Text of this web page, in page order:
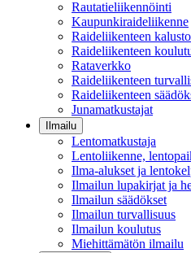
Rautatieliikennöinti
Kaupunkiraideliikenne
Raideliikenteen kalusto
Raideliikenteen
Rataverkko
Raideliikenteen
Raideliikenteen
Junamatkustajat
Ilmailu
Lentomatkustaja
Lentoliikenne,
Ilma-alukset ja
Ilmailun lupakirjat ja
Ilmailun säädökset
Ilmailun turvallisuus
Ilmailun koulutus
Miehittämätön ilmailu